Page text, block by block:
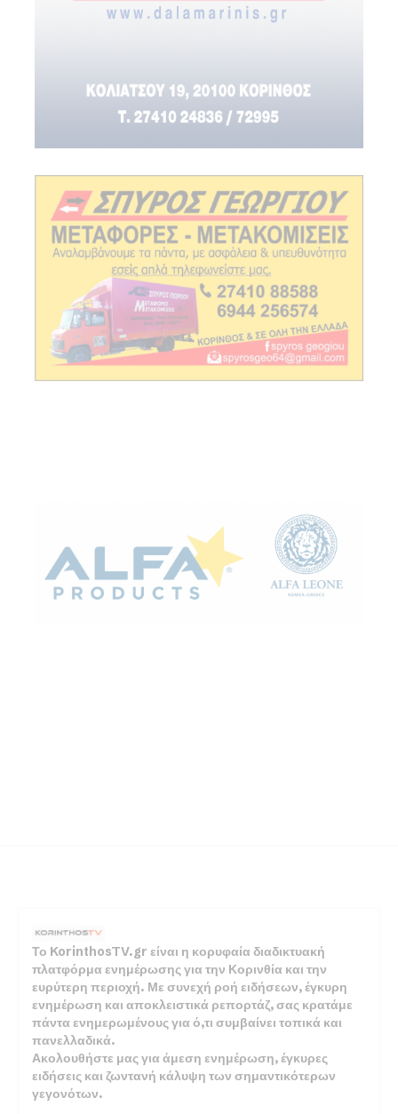
Το KorinthosTV.gr είναι η κορυφαία διαδικτυακή
πλατφόρμα ενημέρωσης για την Κορινθία και την
ευρύτερη περιοχή. Με συνεχή ροή ειδήσεων, έγκυρη
ενημέρωση και αποκλειστικά ρεπορτάζ, σας κρατάμε
πάντα ενημερωμένους για ό,τι συμβαίνει τοπικά και
πανελλαδικά.
Ακολουθήστε μας για άμεση ενημέρωση, έγκυρες
ειδήσεις και ζωντανή κάλυψη των σημαντικότερων
γεγονότων.